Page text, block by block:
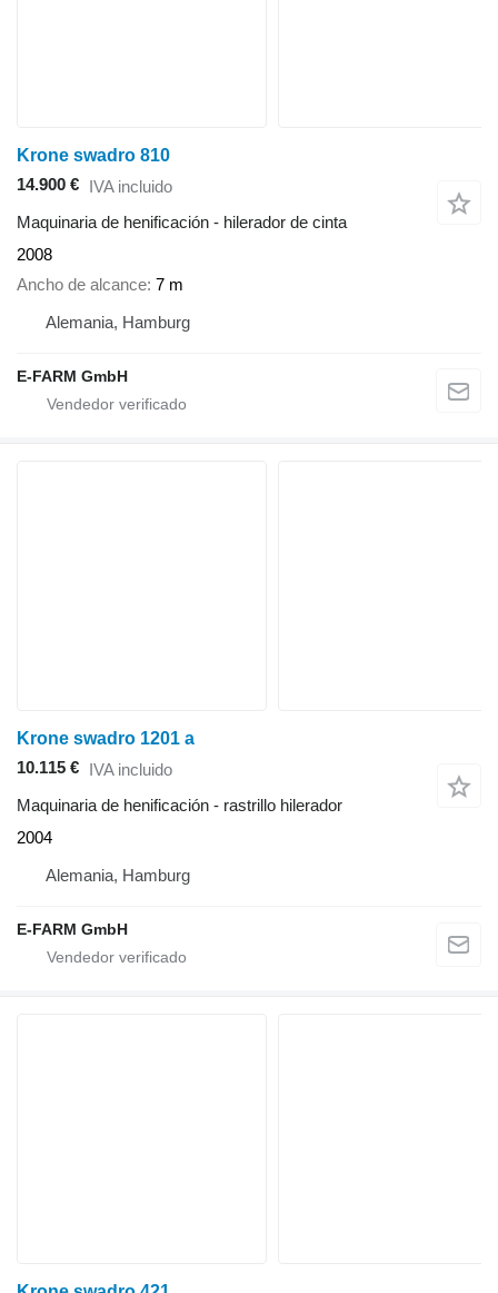
Krone swadro 810
14.900 € IVA incluido
Maquinaria de henificación - hilerador de cinta
2008
Ancho de alcance 7 m
Alemania, Hamburg
E-FARM GmbH
Krone swadro 1201 a
10.115 € IVA incluido
Maquinaria de henificación - rastrillo hilerador
2004
Alemania, Hamburg
E-FARM GmbH